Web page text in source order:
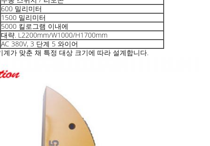
600 밀리미터
1500 밀리미터
5000 킬로그램 이내에
대략. L2200mm/W1000/H1700mm
AC 380V, 3 단계 5 와이어
가 맞춘 채 특정 대상 크기에 따라 설계합니다.